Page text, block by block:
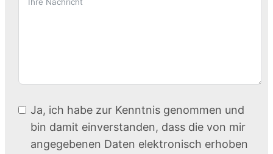
Ja, ich habe zur Kenntnis genommen und
bin damit einverstanden, dass die von mir
angegebenen Daten elektronisch erhoben